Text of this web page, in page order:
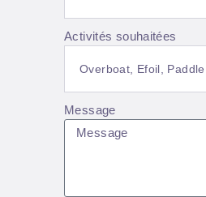
Activités souhaitées
Message